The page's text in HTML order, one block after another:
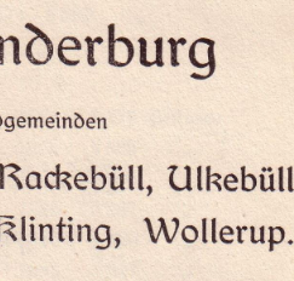
Rockebütk utkebiiu
Wollerup.